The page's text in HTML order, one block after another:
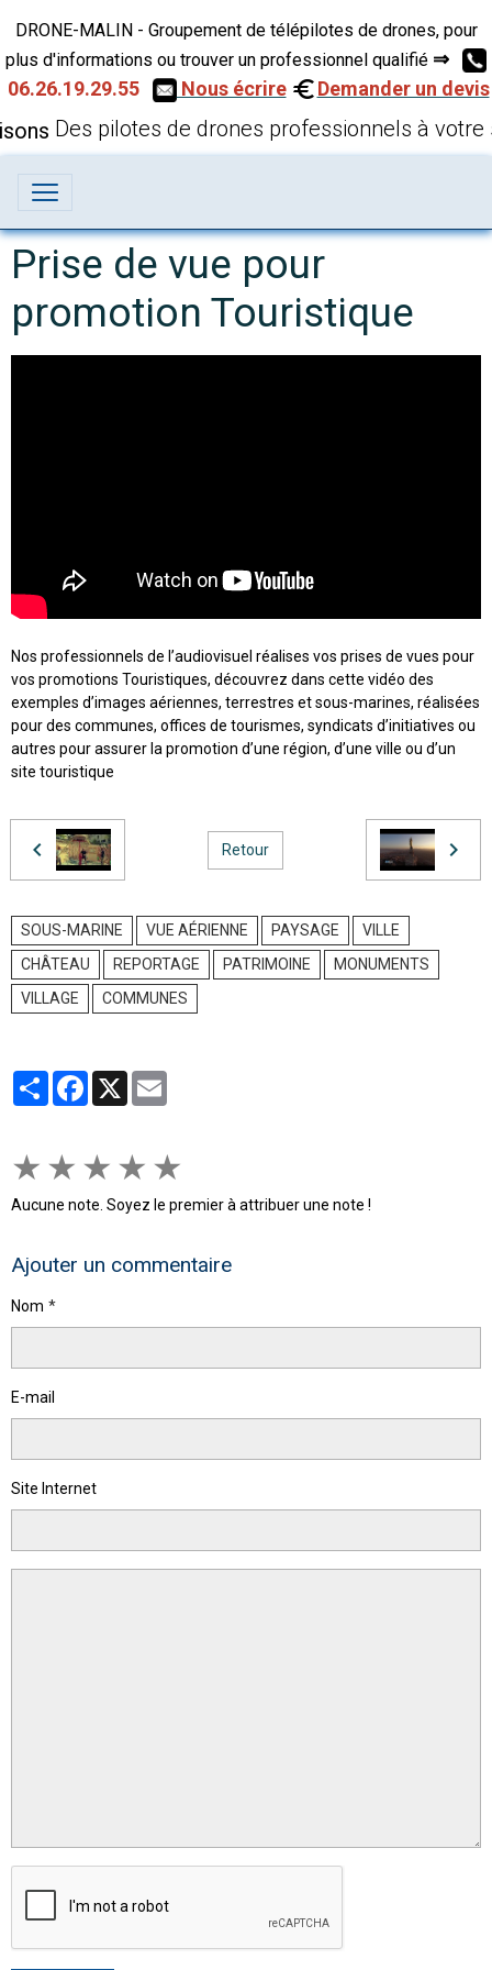
DRONE-MALIN - Groupement de télépilotes de drones, pour
plus d'informations ou trouver un professionnel qualifié ⇒
06.26.19.29.55
Nous écrire Demander un devis
Des pilotes de drones professionnels à votre
Prise de vue pour
promotion Touristique
Nos professionnels de l’audiovisuel réalises vos prises de vues pour
vos promotions Touristiques, découvrez dans cette vidéo des
exemples d’images aériennes, terrestres et sous-marines, réalisées
pour des communes, offices de tourismes, syndicats d’initiatives ou
autres pour assurer la promotion d’une région, d’une ville ou d’un
site touristique
Retour
SOUS-MARINE VUE AÉRIENNE PAYSAGE
VILLE
CHÂTEAU
REPORTAGE PATRIMOINE
MONUMENTS
VILLAGE
COMMUNES
PartagerFacebook
X
★ ★ ★ ★ ★
Aucune note. Soyez le premier à attribuer une note !
Ajouter un commentaire
Nom
E-mail
Site Internet